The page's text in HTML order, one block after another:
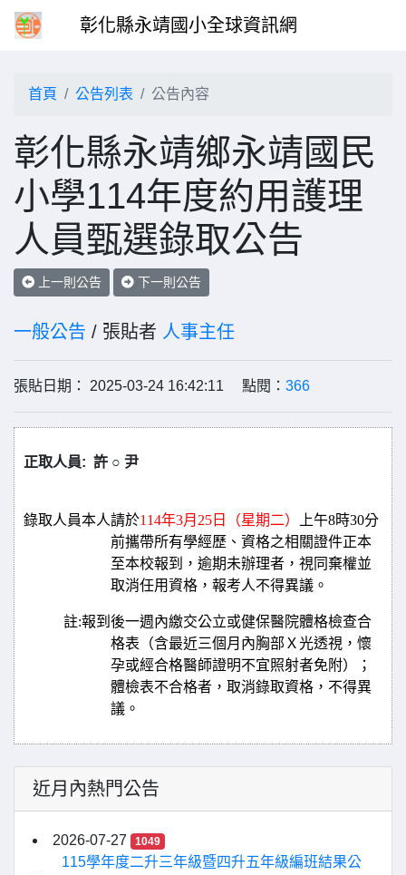
彰化縣永靖國小全球資訊網
首頁 公告列表 公告內容
彰化縣永靖鄉永靖國民
小學114年度約用護理
人員甄選錄取公告
上一則公告 下一則公告
一般公告 / 張貼者 人事主任
張貼日期： 2025-03-24 16:42:11 點閱： 366
正取人員: 許 ○ 尹
錄取人員本人請於114年3月25日（星期二）
上午8時30分
前攜帶所有學經歷、資格之相關證件正本
至本校報到， 逾期未辦理者，視同棄權並
取消任用資格，報考人不得異議。
註:報到後一週內繳交公立或健保醫院體格檢查合
格表（含最近三個月內胸部Ｘ光透視，懷
孕或經合格醫師證明不宜照射者免附）；
體檢表不合格者，取消錄取資格，不得異
議。
近月內熱門公告
2026-07-27 1049
115學年度二升三年級暨四升五年級編班結果公